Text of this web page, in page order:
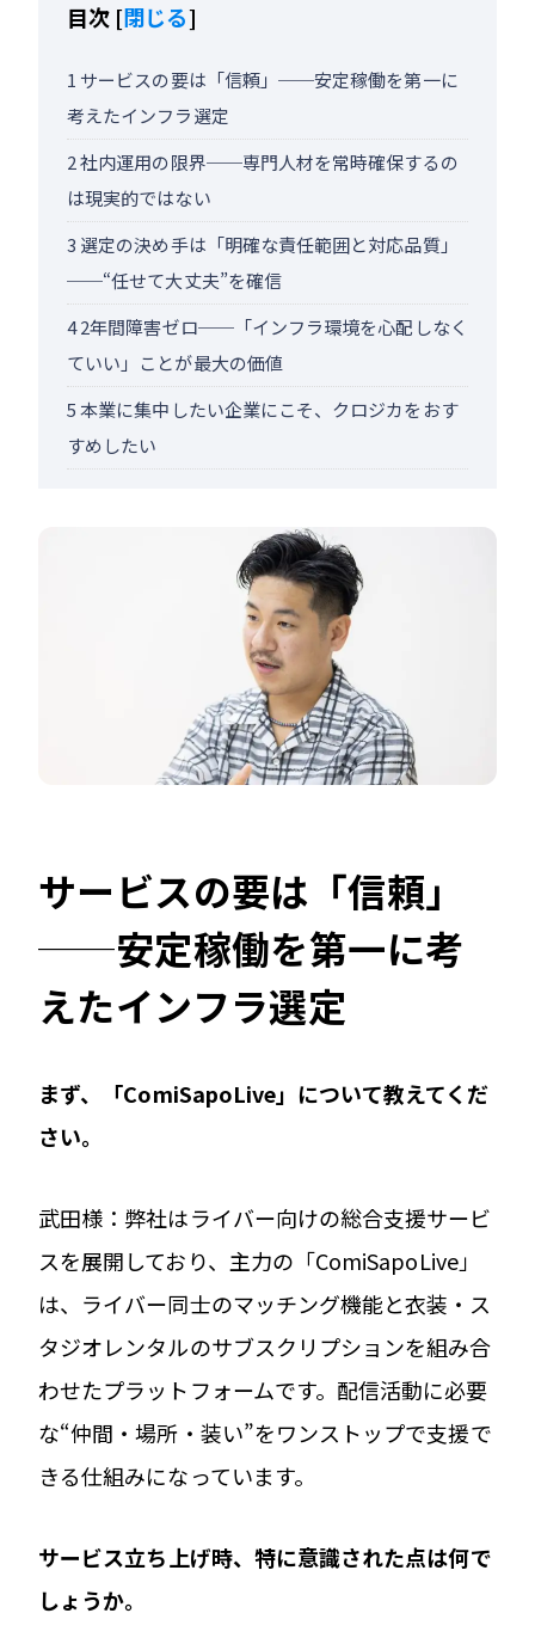
目次 [閉じる]
1 サービスの要は「信頼」──安定稼働を第一に
考えたインフラ選定
2社内運用の限界──専門人材を常時確保するの
は現実的ではない
3 選定の決め手は「明確な責任範囲と対応品質」
──“任せて大丈夫”を確信
42年間障害ゼロ──「インフラ環境を心配しなく
ていい」ことが最大の価値
5本業に集中したい企業にこそ、クロジカをおす
すめしたい
サービスの要は「信頼」
──安定稼働を第一に考
えたインフラ選定
――まず、「ComiSapoLive」について教えてくだ
さい。
武田様：弊社はライバー向けの総合支援サービ
スを展開しており、主力の「ComiSapoLive」
は、ライバー同士のマッチング機能と衣装・ス
タジオレンタルのサブスクリプションを組み合
わせたプラットフォームです。配信活動に必要
な“仲間・場所・装い”をワンストップで支援で
きる仕組みになっています。
――サービス立ち上げ時、特に意識された点は何で
しょうか。